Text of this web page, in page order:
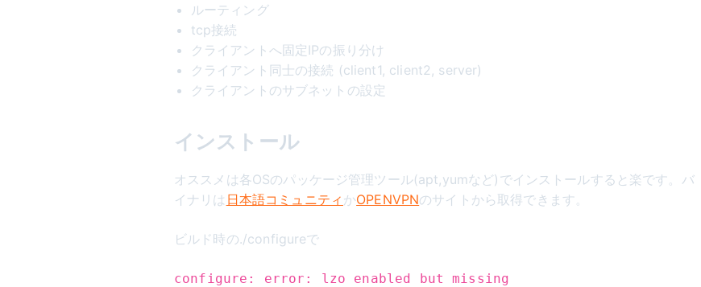
ルーティング
tcp接続
クライアントへ固定IPの振り分け
クライアント同士の接続 (client1, client2, server)
クライアントのサブネットの設定
インストール
オススメは各OSのパッケージ管理ツール(apt,yumなど)でインストールすると楽です。バ
イナリは 日本語コミュニティ かOPENVPNのサイトから取得できます。
ビルド時の./configureで
configure: error: lzo enabled but missing